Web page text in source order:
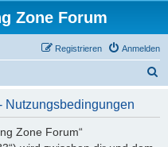
Zone Forum
Anmelden
Registrieren
Nutzungsbedingungen
Zone Forum“